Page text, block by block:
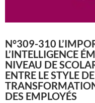
N°309-310
L’INTELLIGENCE
NIVEAU DE
ENTRE LE STYLE
DES EMPLOYÉS